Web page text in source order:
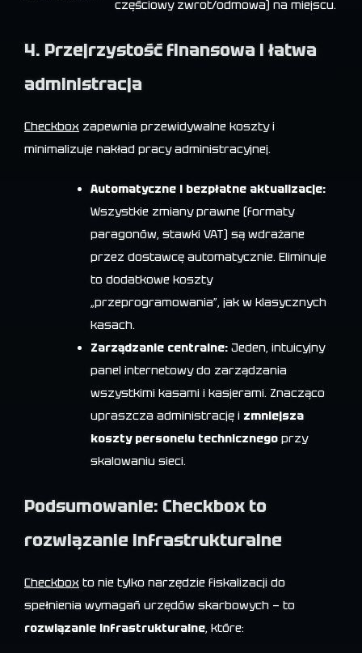
częściowy zwrot/odmowa) na miejscu.
4. Przejrzystość finansowa i łatwa
administracja
Checkbox zapewnia przewidywalne koszty i
minimalizuje nakład pracy administracyjnej.
Automatyczne i bezpłatne aktualizacje:
Wszystkie zmiany prawne (formaty
paragonów, stawki VAT) są wdrażane
przez dostawcę automatycznie. Eliminuje
to dodatkowe koszty
„przeprogramowania”, jak w klasycznych
kasach.
Zarządzanie centralne: Jeden, intuicyjny
panel internetowy do zarządzania
wszystkimi kasami i kasjerami. Znacząco
upraszcza administrację i zmniejsza
koszty personelu technicznego przy
skalowaniu sieci.
Podsumowanie: Checkbox to
rozwiązanie infrastrukturalne
Checkbox to nie tylko narzędzie fiskalizacji do
spełnienia wymagań urzędów skarbowych — to
rozwiązanie infrastrukturalne, które: